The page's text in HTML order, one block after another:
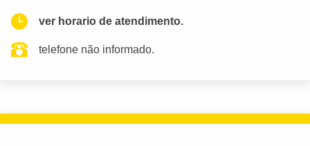
ver horario de atendimento.
telefone não informado.